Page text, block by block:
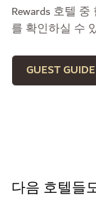
GUEST GUIDE